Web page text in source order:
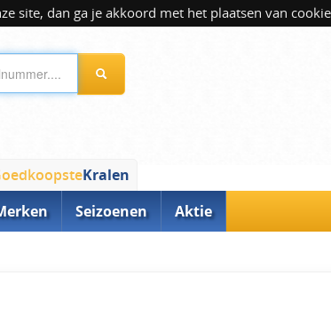
site, dan ga je akkoord met het plaatsen van
Kralen
Seizoenen Aktie